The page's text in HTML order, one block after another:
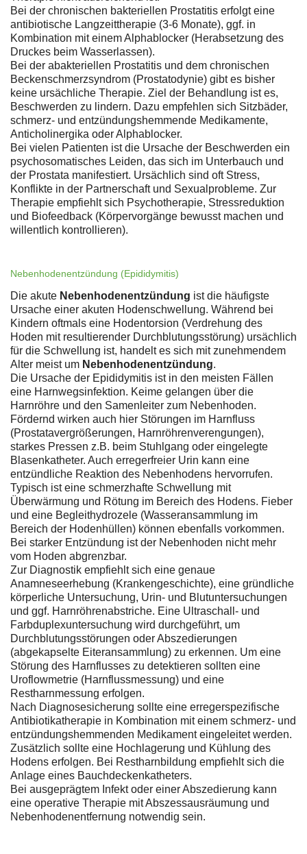
Bei der chronischen bakteriellen Prostatitis erfolgt eine
antibiotische Langzeittherapie (3-6 Monate), ggf. in
Kombination mit einem Alphablocker (Herabsetzung des
Druckes beim Wasserlassen).
Bei der abakteriellen Prostatitis und dem chronischen
Beckenschmerzsyndrom (Prostatodynie) gibt es bisher
keine ursächliche Therapie. Ziel der Behandlung ist es,
Beschwerden zu lindern. Dazu empfehlen sich Sitzbäder,
schmerz- und entzündungshemmende Medikamente,
Anticholinergika oder Alphablocker.
Bei vielen Patienten ist die Ursache der Beschwerden ein
psychosomatisches Leiden, das sich im Unterbauch und
der Prostata manifestiert. Ursächlich sind oft Stress,
Konflikte in der Partnerschaft und Sexualprobleme. Zur
Therapie empfiehlt sich Psychotherapie, Stressreduktion
und Biofeedback (Körpervorgänge bewusst machen und
willentlich kontrollieren).
Nebenhodenentzündung (Epididymitis)
Die akute Nebenhodenentzündung ist die häufigste
Ursache einer akuten Hodenschwellung. Während bei
Kindern oftmals eine Hodentorsion (Verdrehung des
Hoden mit resultierender Durchblutungsstörung) ursächlich
für die Schwellung ist, handelt es sich mit zunehmendem
Alter meist um Nebenhodenentzündung.
Die Ursache der Epididymitis ist in den meisten Fällen
eine Harnwegsinfektion. Keime gelangen über die
Harnröhre und den Samenleiter zum Nebenhoden.
Fördernd wirken auch hier Störungen im Harnfluss
(Prostatavergrößerungen, Harnröhrenverengungen),
starkes Pressen z.B. beim Stuhlgang oder eingelegte
Blasenkatheter. Auch erregerfreier Urin kann eine
entzündliche Reaktion des Nebenhodens hervorrufen.
Typisch ist eine schmerzhafte Schwellung mit
Überwärmung und Rötung im Bereich des Hodens. Fieber
und eine Begleithydrozele (Wasseransammlung im
Bereich der Hodenhüllen) können ebenfalls vorkommen.
Bei starker Entzündung ist der Nebenhoden nicht mehr
vom Hoden abgrenzbar.
Zur Diagnostik empfiehlt sich eine genaue
Anamneseerhebung (Krankengeschichte), eine gründliche
körperliche Untersuchung, Urin- und Blutuntersuchungen
und ggf. Harnröhrenabstriche. Eine Ultraschall- und
Farbduplexuntersuchung wird durchgeführt, um
Durchblutungsstörungen oder Abszedierungen
(abgekapselte Eiteransammlung) zu erkennen. Um eine
Störung des Harnflusses zu detektieren sollten eine
Uroflowmetrie (Harnflussmessung) und eine
Restharnmessung erfolgen.
Nach Diagnosesicherung sollte eine erregerspezifische
Antibiotikatherapie in Kombination mit einem schmerz- und
entzündungshemmenden Medikament eingeleitet werden.
Zusätzlich sollte eine Hochlagerung und Kühlung des
Hodens erfolgen. Bei Restharnbildung empfiehlt sich die
Anlage eines Bauchdeckenkatheters.
Bei ausgeprägtem Infekt oder einer Abszedierung kann
eine operative Therapie mit Abszessausräumung und
Nebenhodenentfernung notwendig sein.